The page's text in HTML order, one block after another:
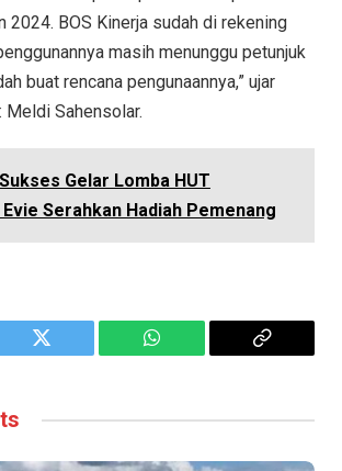
2024. BOS Kinerja sudah di rekening
masih menunggu petunjuk
buat rencana pengunaannya,” ujar
Meldi Sahensolar.
Sukses Gelar Lomba HUT
Serahkan Hadiah Pemenang
Twitter WhatsApp
Copy